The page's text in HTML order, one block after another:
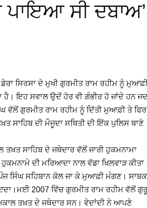
ਸੀ ਦਬਾਅ’
ਸਿਰਸਾ ਦੇ ਮੁਖੀ ਗੁਰਮੀਤ ਰਾਮ ਰਹੀਮ ਨੂੰ
ਹੈ। ਇਹ ਸਵਾਲ ਉਦੋਂ ਹੋਰ ਵੀ ਗੰਭੀਰ ਹੋ ਜਾਂਦੇ ਹਨ
ਗੁਰਮੀਤ ਰਾਮ ਰਹੀਮ ਨੂੰ ਦਿੱਤੀ ਮੁਆਫ਼ੀ ਤੇ ਫਿਰ
ਸਾਹਿਬ ਦੀ ਮੌਜੂਦਾ ਸਥਿਤੀ ਦੀ ਇੱਕ ਪੁਲਿਸ ਥਾਣੇ
ਤਖ਼ਤ ਸਾਹਿਬ ਦੇ ਜਥੇਦਾਰ ਵੱਲੋਂ ਜਾਰੀ ਹੁਕਮਨਾਮਾ
ਦੀ ਮਰਿਆਦਾ ਨਾਲ ਵੱਡਾ ਖਿਲਵਾੜ ਕੀਤਾ
ਸਹਿਬਾਨ ਕੋਲ ਜਾ ਕੇ ਮੁਆਫ਼ੀ ਮੰਗਣ।
2007 ਵਿੱਚ ਗੁਰਮੀਤ ਰਾਮ ਰਹੀਮ ਵੱਲੋਂ
ਤਖ਼ਤ ਦੇ ਜਥੇਦਾਰ ਸਨ। ਵੇਦਾਂਦੀ ਨੇ ਆਪਣੇ